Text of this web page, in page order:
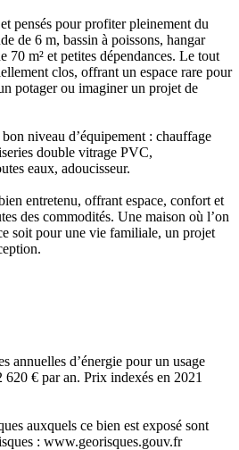
pensés pour profiter pleinement du
de 6 m, bassin à poissons, hangar
70 m² et petites dépendances. Le tout
clos, offrant un espace rare pour
potager ou imaginer un projet de
niveau d’équipement : chauffage
double vitrage PVC,
eaux, adoucisseur.
entretenu, offrant espace, confort et
des commodités. Une maison où l’on
soit pour une vie familiale, un projet
annuelles d’énergie pour un usage
620 € par an. Prix indexés en 2021
auxquels ce bien est exposé sont
: www.georisques.gouv.fr